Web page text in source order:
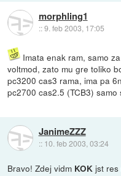
morphling1
::9. feb 2003, 17:05
Imata enak ram, samo
voltmod, zato mu gre toliko
pc3200 cas3 rama, ima pa
pc2700 cas2.5 (TCB3)
JanimeZZZ
:: 10. feb 2003, 03:24
Bravo! Zdej vidm KOK jst res